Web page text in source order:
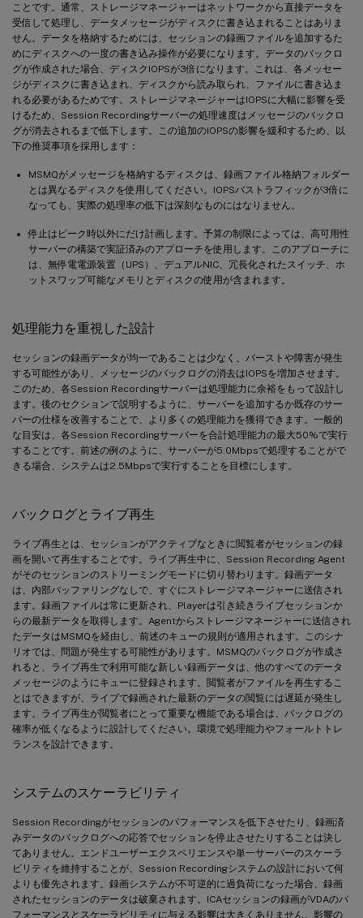
ことです。通常、ストレージマネージャーはネットワークから直接データを
受信して処理し、データメッセージがディスクに書き込まれることはありま
せん。データを格納するためには、セッションの録画ファイルを追加するた
めにディスクへの一度の書き込み操作が必要になります。データのバックロ
グが作成された場合、ディスクIOPSが3倍になります。これは、各メッセー
ジがディスクに書き込まれ、ディスクから読み取られ、ファイルに書き込ま
れる必要があるためです。ストレージマネージャーはIOPSに大幅に影響を受
けるため、Session Recordingサーバーの処理速度はメッセージのバックロ
グが消去されるまで低下します。この追加のIOPSの影響を緩和するため、以
下の推奨事項を採用します：
MSMQがメッセージを格納するディスクは、録画ファイル格納フォルダー
とは異なるディスクを使用してください。IOPSバストラフィックが3倍に
なっても、実際の処理率の低下は深刻なものにはなりません。
停止はピーク時以外にだけ計画します。予算の制限によっては、高可用性
サーバーの構築で実証済みのアプローチを使用します。このアプローチに
は、無停電電源装置（UPS）、デュアルNIC、冗長化されたスイッチ、ホ
ットスワップ可能なメモリとディスクの使用が含まれます。
処理能力を重視した設計
セッションの録画データが均一であることは少なく、バーストや障害が発生
する可能性があり、メッセージのバックログの消去はIOPSを増加させます。
このため、各Session Recordingサーバーは処理能力に余裕をもって設計し
ます。後のセクションで説明するように、サーバーを追加するか既存のサー
バーの仕様を改善することで、より多くの処理能力を獲得できます。一般的
な目安は、各Session Recordingサーバーを合計処理能力の最大50%で実行
することです。前述の例のように、サーバーが5.0Mbpsで処理することがで
きる場合、システムは2.5Mbpsで実行することを目標にします。
バックログとライブ再生
ライブ再生とは、セッションがアクティブなときに閲覧者がセッションの録
画を開いて再生することです。ライブ再生中に、Session Recording Agent
がそのセッションのストリーミングモードに切り替わります。録画データ
は、内部バッファリングなしで、すぐにストレージマネージャーに送信され
ます。録画ファイルは常に更新され、Playerは引き続きライブセッションか
らの最新データを取得します。Agentからストレージマネージャーに送信され
たデータはMSMQを経由し、前述のキューの規則が適用されます。このシナ
リオでは、問題が発生する可能性があります。MSMQのバックログが作成さ
れると、ライブ再生で利用可能な新しい録画データは、他のすべてのデータ
メッセージのようにキューに登録されます。閲覧者がファイルを再生するこ
とはできますが、ライブで録画された最新のデータの閲覧には遅延が発生し
ます。ライブ再生が閲覧者にとって重要な機能である場合は、バックログの
確率が低くなるように設計してください。環境で処理能力やフォールトトレ
ランスを設計できます。
システムのスケーラビリティ
Session Recordingがセッションのパフォーマンスを低下させたり、録画済
みデータのバックログへの応答でセッションを停止させたりすることは決し
てありません。エンドユーザーエクスペリエンスや単一サーバーのスケーラ
ビリティを維持することが、Session Recordingシステムの設計において何
よりも優先されます。録画システムが不可逆的に過負荷になった場合、録画
されたセッションのデータは破棄されます。ICAセッションの録画がVDAのパ
フォーマンスとスケーラビリティに与える影響は大きくありません。影響の